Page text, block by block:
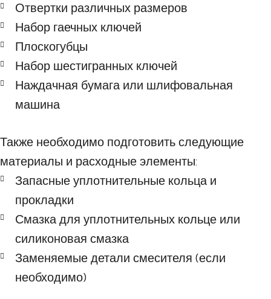
Отвертки различных размеров
Набор гаечных ключей
Плоскогубцы
Набор шестигранных ключей
Наждачная бумага или шлифовальная
машина
Также необходимо подготовить следующие
материалы и расходные элементы:
Запасные уплотнительные кольца и
прокладки
Смазка для уплотнительных кольце или
силиконовая смазка
Заменяемые детали смесителя (если
необходимо)